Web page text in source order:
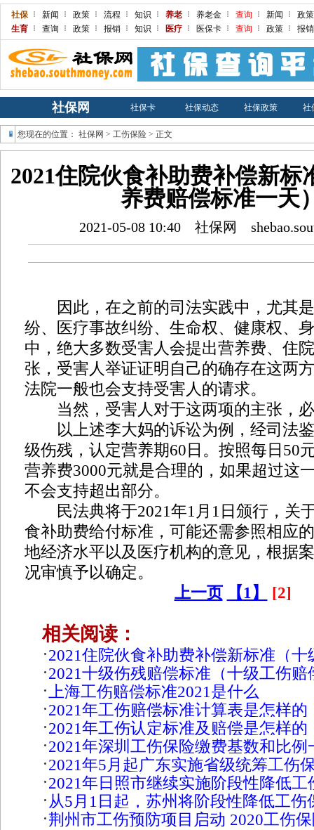
社保 新闻 政策 流程 知识 养老 养老金 查询 新闻
政策
生育
查询 政策 报销 知识 医疗 医保卡 查询 政策 报销
社保网 社保卡 社保动态 社保政策 社
您现在的位置： 社保网 > 工伤保险 > 正文
2021住院伙食补助费补偿新标
养费赔偿标准一天
2021-05-08 10:40 社保网
因此，在之前的司法实践中，尤其是
纷、医疗事故纠纷、生命权、健康权、
中，绝大多数受害人会提出营养费、住
张，受害人举证证明自己的确存在这两
法院一般也会支持受害人的请求。
当然，受害人对于这两项的主张，必
以上述李大妈的诉讼为例，经司法鉴
级伤残，认定营养期60日。按照每日50
营养费3000元就是合理的，如果超过这
不会支持超出部分。
民法典将于2021年1月1日颁行，关
食补助费给付标准，可能还需参照相应
地经济水平以及医疗机构的意见，根据
况审慎予以确定。
上一页
【1】 [2]
相关阅读：
·2021住院伙食补助费补偿新标准（十
·2021十级伤残赔偿标准（十级工伤赔
· 上海工伤赔偿标准2021是什么
·2021年工伤赔偿标准计算表是怎样的
·2021年工伤认定标准及赔偿是怎样的
·2021年深圳工伤保险缴费基数和比例
·2021年5月起广东实施省级统筹工伤
·2021年日照市继续实施阶段性降低工
· 从5月1日起，苏州将阶段性降低工伤
·荆州市工伤预防项目启动 2020工伤